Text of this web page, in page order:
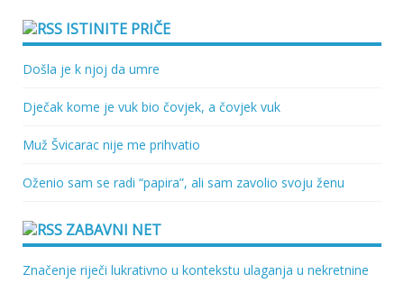
ISTINITE PRIČE
Došla je k njoj da umre
Dječak kome je vuk bio čovjek, a čovjek vuk
Muž Švicarac nije me prihvatio
Oženio sam se radi “papira”, ali sam zavolio svoju ženu
ZABAVNI NET
Značenje riječi lukrativno u kontekstu ulaganja u nekretnine